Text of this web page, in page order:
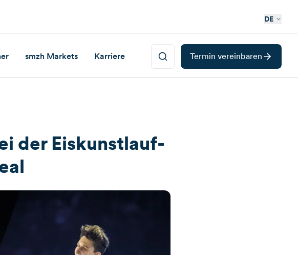
DE
smzh Markets Karriere Termin vereinbaren
der Eiskunstlauf-